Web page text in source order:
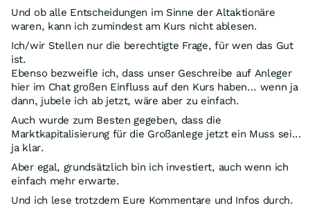
Und ob alle Entscheidungen im Sinne der Altaktionäre
waren, kann ich zumindest am Kurs nicht ablesen.
Ich/wir Stellen nur die berechtigte Frage, für wen das Gut
ist.
Ebenso bezweifle ich, dass unser Geschreibe auf Anleger
hier im Chat großen Einfluss auf den Kurs haben... wenn ja
dann, jubele ich ab jetzt, wäre aber zu einfach.
Auch wurde zum Besten gegeben, dass die
Marktkapitalisierung für die Großanlege jetzt ein Muss sei...
ja klar.
Aber egal, grundsätzlich bin ich investiert, auch wenn ich
einfach mehr erwarte.
Und ich lese trotzdem Eure Kommentare und Infos durch.